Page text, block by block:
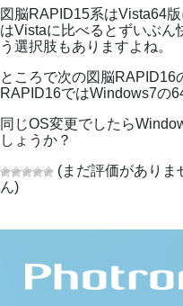
図脳RAPID15系はVista64
はVistaに比べるとずいぶん
う選択肢もありますよね。
ところで次の図脳RAPID16
RAPID16ではWindows7の
同じOS変更でしたら
しょうか？
(まだ評価がありま
ん)